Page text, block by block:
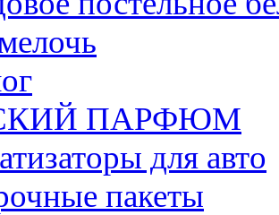
ПАРФЮМ
для авто
пакеты